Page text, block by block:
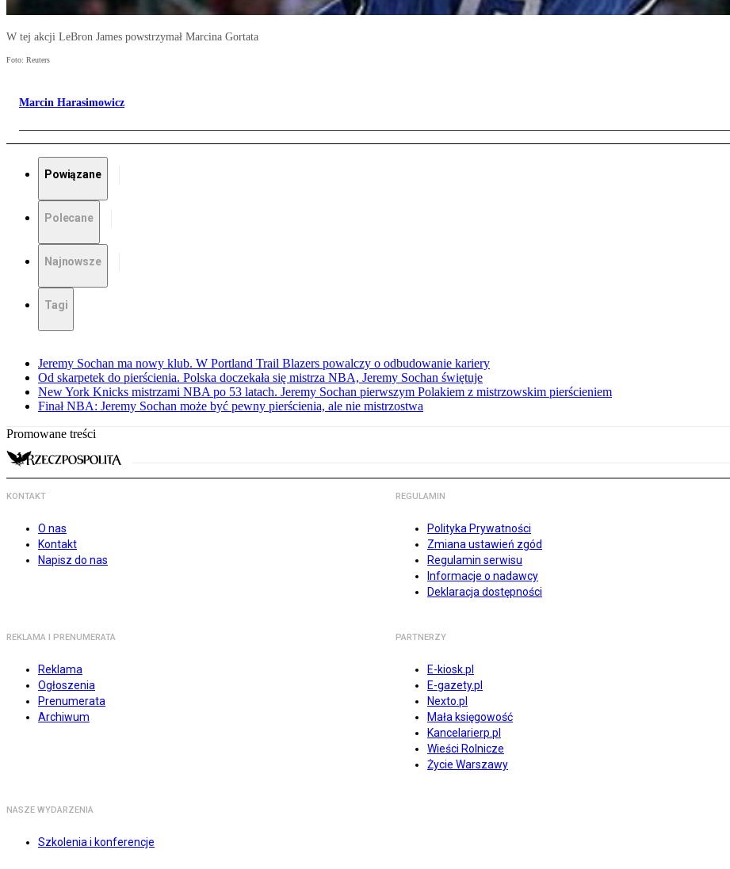
W tej akcji LeBron James powstrzymał Marcina Gortata
Foto: Reuters
Marcin Harasimowicz
Powiązane
Polecane
Najnowsze
Tagi
Jeremy Sochan ma nowy klub. W Portland Trail Blazers powalczy o odbudowanie kariery
Od skarpetek do pierścienia. Polska doczekała się mistrza NBA, Jeremy Sochan świętuje
New York Knicks mistrzami NBA po 53 latach. Jeremy Sochan pierwszym Polakiem z mistrzowskim pierścieniem
Finał NBA: Jeremy Sochan może być pewny pierścienia, ale nie mistrzostwa
Promowane treści
KONTAKT
O nas
Kontakt
Napisz do nas
REGULAMIN
Polityka Prywatności
Zmiana ustawień zgód
Regulamin serwisu
Informacje o nadawcy
Deklaracja dostępności
REKLAMA I PRENUMERATA
Reklama
Ogłoszenia
Prenumerata
Archiwum
PARTNERZY
E-kiosk.pl
E-gazety.pl
Nexto.pl
Mała księgowość
Kancelarierp.pl
Wieści Rolnicze
Życie Warszawy
NASZE WYDARZENIA
Szkolenia i konferencje